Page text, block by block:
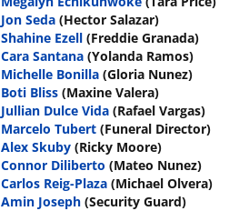
Jon Seda (Hector Salazar)
Shahine Ezell (Freddie Granada)
Cara Santana (Yolanda Ramos)
Michelle Bonilla (Gloria Nunez)
Boti Bliss (Maxine Valera)
Jullian Dulce Vida (Rafael Vargas)
Marcelo Tubert (Funeral Director)
Alex Skuby (Ricky Moore)
Connor Diliberto (Mateo Nunez)
Carlos Reig-Plaza (Michael Olvera)
Amin Joseph (Security Guard)